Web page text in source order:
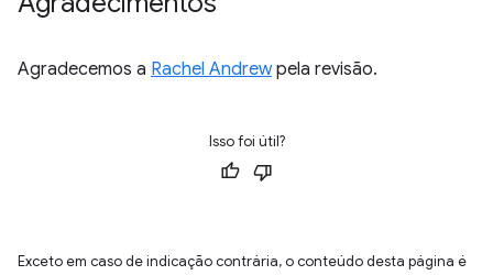
Agradecemos a Rachel Andrewpela revisão.
Isso foi útil?
Exceto em caso de indicação contrária, o conteúdo desta página é